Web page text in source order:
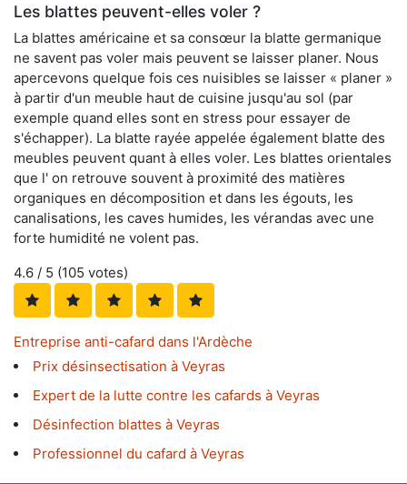
Les blattes peuvent-elles voler ?
La blattes américaine et sa consœur la blatte germanique
ne savent pas voler mais peuvent se laisser planer. Nous
apercevons quelque fois ces nuisibles se laisser « planer »
à partir d'un meuble haut de cuisine jusqu'au sol (par
exemple quand elles sont en stress pour essayer de
s'échapper). La blatte rayée appelée également blatte des
meubles peuvent quant à elles voler. Les blattes orientales
que l' on retrouve souvent à proximité des matières
organiques en décomposition et dans les égouts, les
canalisations, les caves humides, les vérandas avec une
forte humidité ne volent pas.
4.6 / 5 (105 votes)
Entreprise anti-cafard dans l'Ardèche
Prix désinsectisation à Veyras
Expert de la lutte contre les cafards à Veyras
Désinfection blattes à Veyras
Professionnel du cafard à Veyras